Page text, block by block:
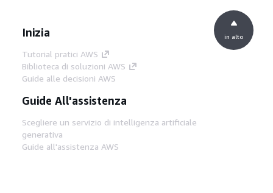
Inizia
Tutorial pratici AWS
Biblioteca di soluzioni AWS
Guide alle decisioni AWS
Guide All'assistenza
Scegliere un servizio di intelligenza artificiale
generativa
Guide all'assistenza AWS
in alto